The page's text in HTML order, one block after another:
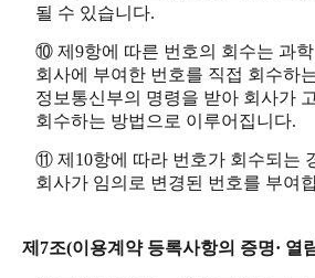
될 수 있습니다.
⑩ 제9항에 따른 번호의 회수는 과
회사에 부여한 번호를 직접 회수하
정보통신부의 명령을 받아 회사가
회수하는 방법으로 이루어집니다.
⑪ 제10항에 따라 번호가 회수되는
회사가 임의로 변경된 번호를 부여
제7조(이용계약 등록사항의 증명· 열